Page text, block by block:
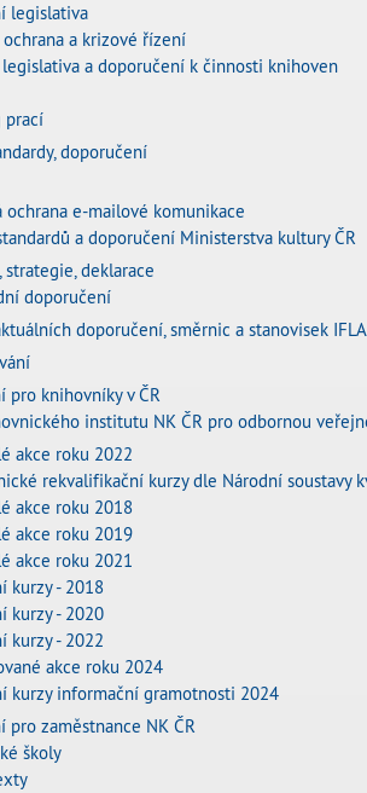
legislativa
ochrana a krizové řízení
a doporučení k činnosti knihoven
prací
doporučení
ochrana e-mailové komunikace
a doporučení Ministerstva kultury ČR
strategie, deklarace
doporučení
doporučení, směrnic a stanovisek IFLA
pro knihovníky v ČR
institutu NK ČR pro odbornou
akce roku 2022
rekvalifikační kurzy dle Národní soustavy
akce roku 2018
akce roku 2019
akce roku 2021
kurzy - 2018
kurzy - 2020
kurzy - 2022
akce roku 2024
kurzy informační gramotnosti 2024
pro zaměstnance NK ČR
školy